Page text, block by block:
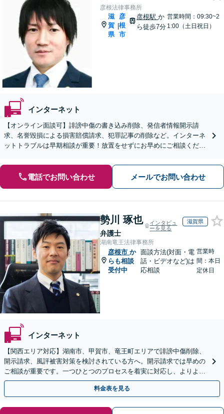
彦根法律事務所
滋
賀
県
|
彦
根
市
彦根駅か
ら徒歩7分
営業時間：09:30~2
1:00（土日祝日）
インターネット
【オンライン面談可】誹謗中傷の書き込み削除、発信者情報開示請
求、名誉毀損による損害賠償請求、犯罪記事の削除など。インターネ
ットトラブルは早期相談が重要！放置をせずにお早めにご相談くださ
電話でお問い合わせ メールでお問い合わせ
勢川 琢也
弁護士
インタビュ
ーを見る
滋賀県
湖南竜王法律事務所
彦根市 か
らも相談
受付中
面談方法(対面・電
話・ビデオなど)は
応相談
営業時
間：本日
定休日
インターネット
【関西エリア対応】湖南市、甲賀市、竜王町エリアで誹謗中傷削除、
開示請求、風評被害対策を検討されている方へ。開示請求では早めの
ご相談が重要です。一つひとつのプロセスを着実に対応し、よりよい
解決に向けて尽力いたします【Web面談OK】
料金表を見る